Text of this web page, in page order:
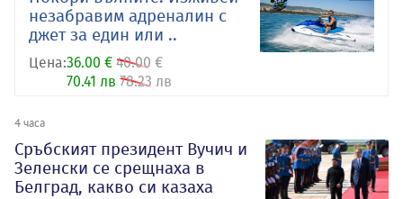
незабравим адреналин с
джет за един или ..
Цена:36.00 € 40.00 €
70.41 лв 78.23 лв
4 часа
Сръбският президент Вучич и
Зеленски се срещнаха в
Белград, какво си казаха